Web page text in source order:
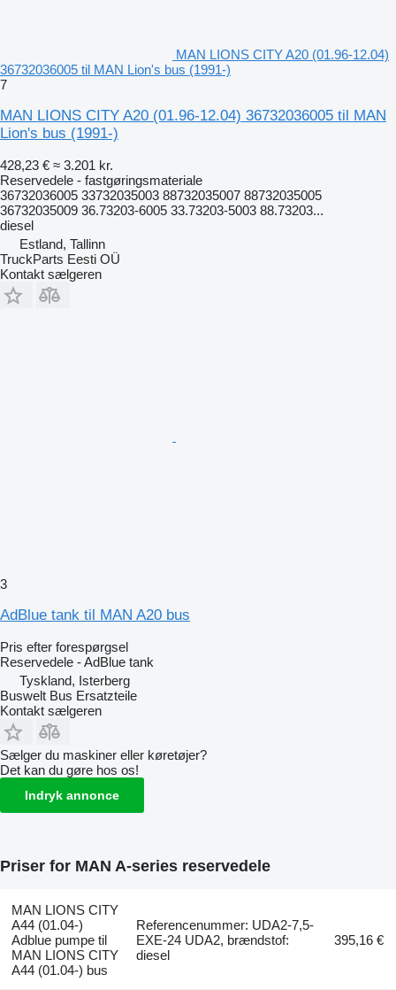
MAN LIONS CITY A20 (01.96-12.04)
36732036005 til MAN Lion's bus (1991-)
7
MAN LIONS CITY A20 (01.96-12.04) 36732036005 til MAN
Lion's bus (1991-)
428,23 € ≈ 3.201 kr.
Reservedele - fastgøringsmateriale
36732036005 33732035003 88732035007 88732035005
36732035009 36.73203-6005 33.73203-5003 88.73203...
diesel
Estland, Tallinn
TruckParts Eesti OÜ
Kontakt sælgeren
3
AdBlue tank til MAN A20 bus
Pris efter forespørgsel
Reservedele - AdBlue tank
Tyskland, Isterberg
Buswelt Bus Ersatzteile
Kontakt sælgeren
Sælger du maskiner eller køretøjer?
Det kan du gøre hos os!
Indryk annonce
Priser for MAN A-series reservedele
MAN LIONS CITY
A44 (01.04-)
Adblue pumpe til
MAN LIONS CITY
A44 (01.04-) bus
Referencenummer: UDA2-7,5-
EXE-24 UDA2, brændstof:
diesel
395,16 €